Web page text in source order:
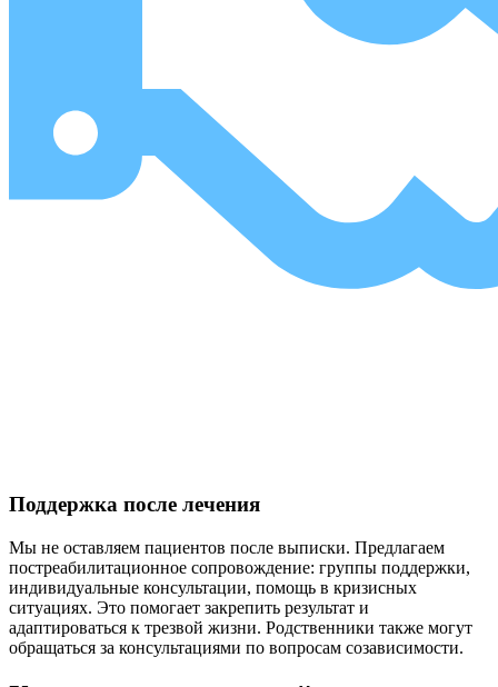
Поддержка после лечения
Мы не оставляем пациентов после выписки. Предлагаем
постреабилитационное сопровождение: группы поддержки,
индивидуальные консультации, помощь в кризисных
ситуациях. Это помогает закрепить результат и
адаптироваться к трезвой жизни. Родственники также могут
обращаться за консультациями по вопросам созависимости.